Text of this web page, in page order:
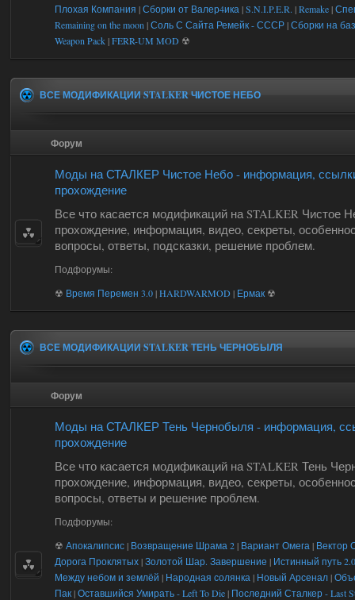
Плохая Компания |Сборки от Валер4ика |S.N.I.P.E.R. |Remake|
Remaining on the moon |Соль С Сайта Ремейк - СССР|Сборки на
Weapon Pack|FERR-UM MOD ☢
ВСЕ МОДИФИКАЦИИ STALKER ЧИСТОЕ НЕБО
Форум
Моды на СТАЛКЕР Чистое Небо - информация,
прохождение
Все что касается модификаций на STALKER Чистое
прохождение, информация, видео, секреты,
вопросы, ответы, подсказки, решение проблем.
Подфорумы:
☢ Время Перемен 3.0|HARDWARMOD| Ермак ☢
ВСЕ МОДИФИКАЦИИ STALKER ТЕНЬ ЧЕРНОБЫЛЯ
Форум
Моды на СТАЛКЕР Тень Чернобыля - информация,
прохождение
Все что касается модификаций на STALKER Тень
прохождение, информация, видео, секреты,
вопросы, ответы и решение проблем.
Подфорумы:
☢ Апокалипсис| Возвращение Шрама 2| Вариант Омега | Вектор
Дорога Проклятых|Золотой Шар. Завершение | Истинный путь
Между небом и землёй | Народная солянка | Новый Арсенал|
Пак|Оставшийся Умирать - Left To Die| Последний Сталкер - Last